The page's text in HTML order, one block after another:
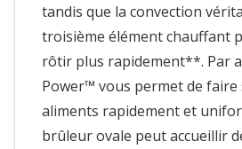
tandis que la convection
troisième élément chauffant
rôtir plus rapidement**. Par
Power™ vous permet de faire
aliments rapidement et
brûleur ovale peut accueillir